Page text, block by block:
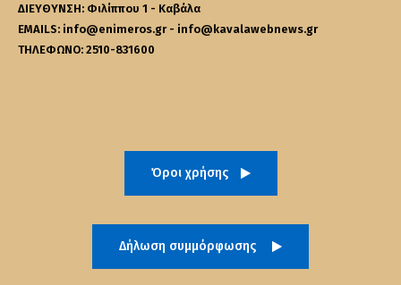
ΔΙΕΥΘΥΝΣΗ: Φιλίππου 1 - Καβάλα
EMAILS: info@enimeros.gr - info@kavalawebnews.gr
ΤΗΛΕΦΩΝΟ: 2510-831600
Όροι χρήσης
Δήλωση συμμόρφωσης